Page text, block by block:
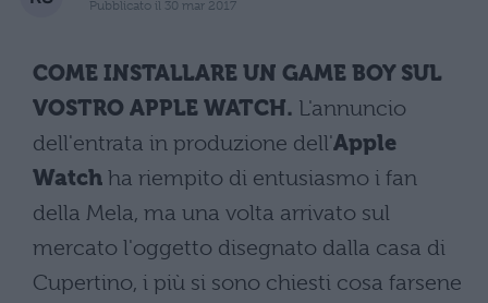
Pubblicato il 30 mar 2017
COME INSTALLARE UN GAME BOY SUL
VOSTRO APPLE WATCH. L'annuncio
dell'entrata in produzione dell'Apple
Watch ha riempito di entusiasmo i fan
della Mela, ma una volta arrivato sul
mercato l'oggetto disegnato dalla casa di
Cupertino, i più si sono chiesti cosa farsene